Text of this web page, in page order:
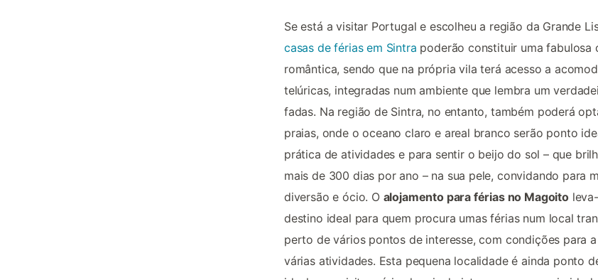
Se está a visitar Portugal e escolheu a região da Grande
casas de férias em Sintra poderão constituir uma fabulosa
romântica, sendo que na própria vila terá acesso a
telúricas, integradas num ambiente que lembra um
fadas. Na região de Sintra, no entanto, também poderá
praias, onde o oceano claro e areal branco serão ponto
prática de atividades e para sentir o beijo do sol – que
mais de 300 dias por ano – na sua pele, convidando para
diversão e ócio. O alojamento para férias no Magoito
destino ideal para quem procura umas férias num local
perto de vários pontos de interesse, com condições para
várias atividades. Esta pequena localidade é ainda ponto